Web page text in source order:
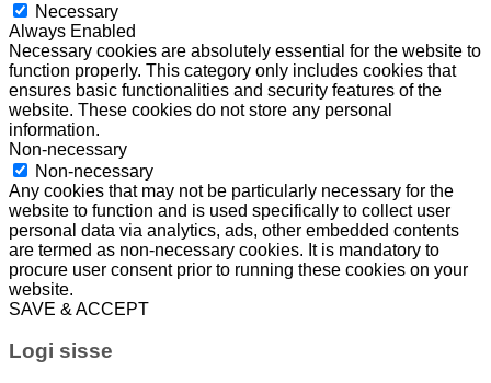
Necessary
Always Enabled
Necessary cookies are absolutely essential for the website to
function properly. This category only includes cookies that
ensures basic functionalities and security features of the
website. These cookies do not store any personal
information.
Non-necessary
Non-necessary
Any cookies that may not be particularly necessary for the
website to function and is used specifically to collect user
personal data via analytics, ads, other embedded contents
are termed as non-necessary cookies. It is mandatory to
procure user consent prior to running these cookies on your
website.
SAVE & ACCEPT
Logi sisse